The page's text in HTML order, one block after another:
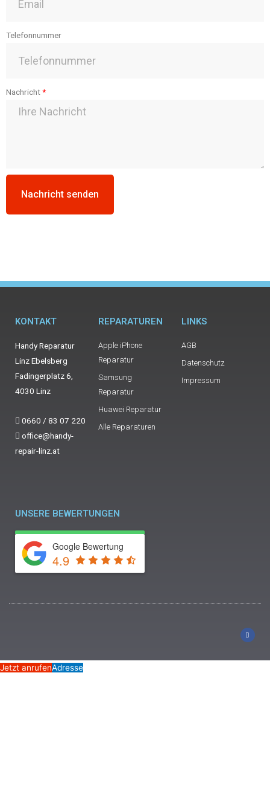
Telefonnummer
Nachricht
Nachricht senden
KONTAKT
Handy Reparatur
Linz Ebelsberg
Fadingerplatz 6,
4030 Linz
0660 / 83 07 220
office@handy-
repair-linz.at
REPARATUREN
Apple iPhone
Reparatur
Samsung
Reparatur
Huawei Reparatur
Alle Reparaturen
LINKS
AGB
Datenschutz
Impressum
UNSERE BEWERTUNGEN
Google Bewertung
4.9
Jetzt anrufenAdresse